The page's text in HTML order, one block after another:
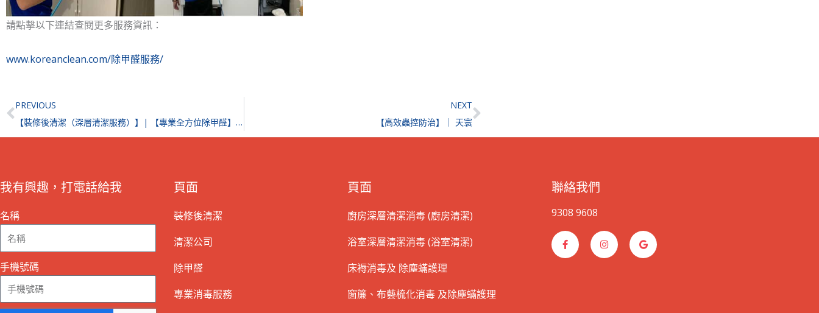
請點擊以下連結查閱更多服務資訊：
www.koreanclean.com/除甲醛服務/
Prev
PREVIOUS
【裝修後清潔（深層清潔服務）】| 【專業全方位除甲醛】｜大圍名城
NEXT
【高效蟲控防治】｜ 天寰
Next
我有興趣，打電話給我
名稱
手機號碼
頁面
裝修後清潔
清潔公司
除甲醛
專業消毒服務
頁面
廚房深層清潔消毒 (廚房清潔)
浴室深層清潔消毒 (浴室清潔)
床褥消毒及 除塵蟎護理
窗簾、布藝梳化消毒 及除塵蟎護理
聯絡我們
9308 9608
F
a
c
e
I
n
t
G
o
o
g